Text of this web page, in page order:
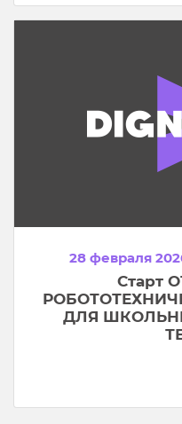
28 февраля
Старт
ДЛЯ